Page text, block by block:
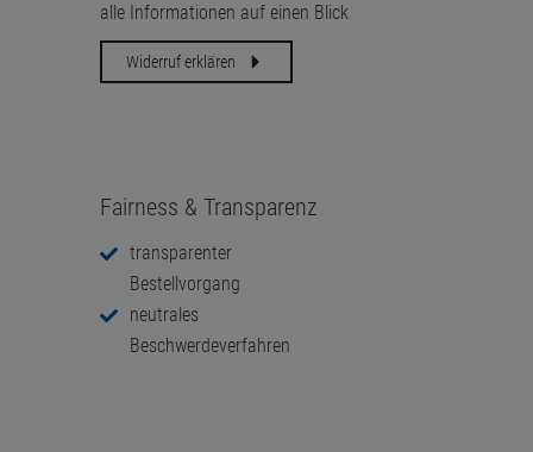
alle Informationen auf einen Blick
Widerruf erklären
Fairness & Transparenz
transparenter
Bestellvorgang
neutrales
Beschwerdeverfahren